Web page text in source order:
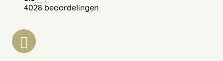
4028 beoordelingen